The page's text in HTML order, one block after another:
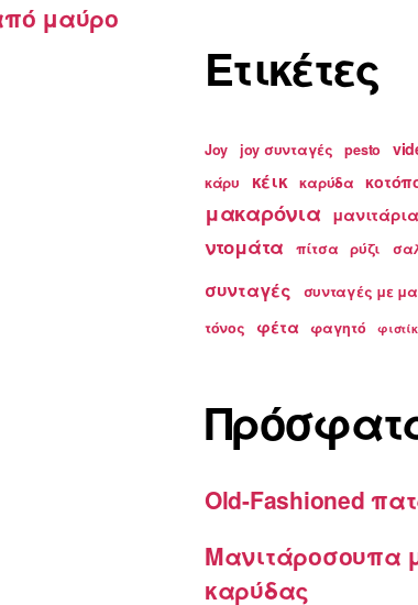
μαύρο
Ετικέτες
Joy joy συνταγές pesto
κάρυ κέικ καρύδα
μακαρόνια μανιτάρια
ντομάτα πίτσα ρύζι
συνταγές
συνταγές με
τόνος
φέτα φαγητό
Old-Fashioned
Μανιτάροσουπα
καρύδας